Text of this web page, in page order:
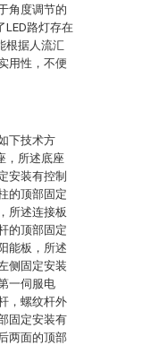
角度调节的
LED路灯存在
根据人流汇
用性，不便
下技术方
，所述底座
安装有控制
的顶部固定
所述连接板
的顶部固定
能板，所述
侧固定安装
一伺服电
，螺纹杆外
固定安装有
两面的顶部